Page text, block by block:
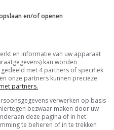
ze slechts één keer
over de
de tijd en het risico
en/of openen
en informatie van uw apparaat
kan worden
met 4 partners of specifiek
onze partners kunnen precieze
partners.
verwerken op basis
bezwaar maken door uw
deze pagina of in het
te beheren of in te trekken